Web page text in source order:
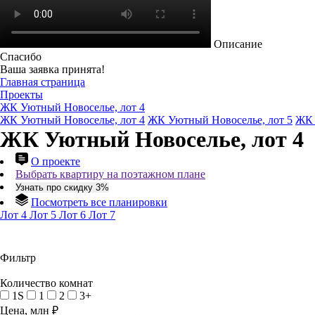
Описание
Спасибо
Ваша заявка принята!
Главная страница
Проекты
ЖК Уютный Новоселье, лот 4
ЖК Уютный Новоселье, лот 4 ЖК Уютный Новоселье, лот 5 ЖК
ЖК Уютный Новоселье, лот 4
О проекте
Выбрать квартиру на поэтажном плане
Узнать про скидку 3%
Посмотреть все планировки
Лот 4 Лот 5 Лот 6 Лот 7
Фильтр
Количество комнат
1S
1 2
3+
Цена, млн ₽